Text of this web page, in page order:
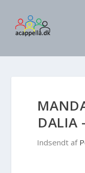
DALIA
Indsendt af